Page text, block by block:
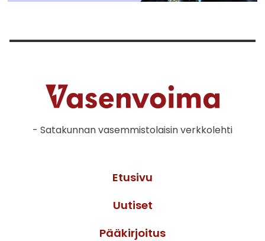
- Satakunnan vasemmistolaisin verkkolehti
Etusivu
Uutiset
Pääkirjoitus